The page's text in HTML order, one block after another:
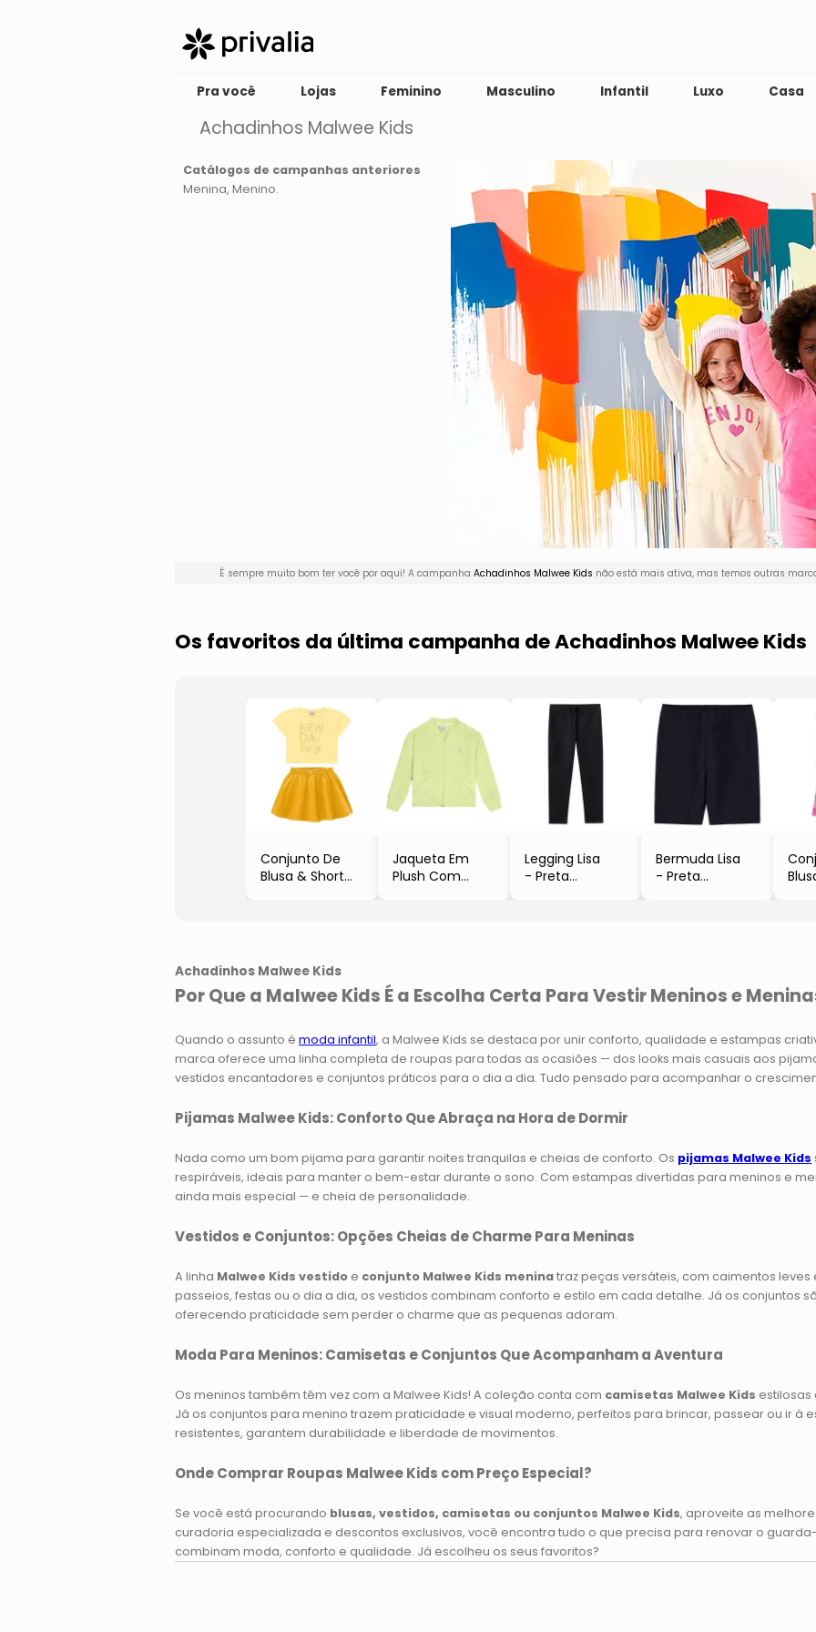
Pra você Lojas Feminino Masculino Infantil Luxo Casa
Achadinhos Malwee Kids
É sempre muito bom ter você por aqui! A campanha Achadinhos Malwee Kids não está mais ativa, mas temos outras
Achadinhos Malwee Kids
Por Que a Malwee Kids É a Escolha Certa Para Vestir Meninos e
Quando o assunto é moda infantil, a Malwee Kids se destaca por unir conforto, qualidade e estampas
marca oferece uma linha completa de roupas para todas as ocasiões — dos looks mais casuais aos
vestidos encantadores e conjuntos práticos para o dia a dia. Tudo pensado para acompanhar o
Pijamas Malwee Kids: Conforto Que Abraça na Hora de Dormir
Nada como um bom pijama para garantir noites tranquilas e cheias de conforto. Os pijamas Malwee Kids
respiráveis, ideais para manter o bem-estar durante o sono. Com estampas divertidas para meninos e
ainda mais especial — e cheia de personalidade.
Vestidos e Conjuntos: Opções Cheias de Charme Para Meninas
A linha Malwee Kids vestido e conjunto Malwee Kids meninatraz peças versáteis, com caimentos
passeios, festas ou o dia a dia, os vestidos combinam conforto e estilo em cada detalhe. Já os conjuntos
oferecendo praticidade sem perder o charme que as pequenas adoram.
Moda Para Meninos: Camisetas e Conjuntos Que Acompanham a Aventura
Os meninos também têm vez com a Malwee Kids! A coleção conta com camisetas Malwee Kids estilosas
Já os conjuntos para menino trazem praticidade e visual moderno, perfeitos para brincar, passear ou ir à
resistentes, garantem durabilidade e liberdade de movimentos.
Onde Comprar Roupas Malwee Kids com Preço Especial?
Se você está procurando blusas, vestidos, camisetas ou conjuntos Malwee Kids, aproveite as
curadoria especializada e descontos exclusivos, você encontra tudo o que precisa para renovar o
combinam moda, conforto e qualidade. Já escolheu os seus favoritos?
Os favoritos da última campanha de Achadinhos Malwee Kids
Conjunto De
Blusa & Short
Jaqueta Em
Plush Com
Legging Lisa
- Preta
Bermuda Lisa
- Preta
Catálogos de campanhas anteriores
Menina Menino